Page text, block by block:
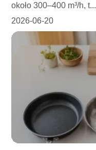
około 300–400 m³/h, t...
2026-06-20